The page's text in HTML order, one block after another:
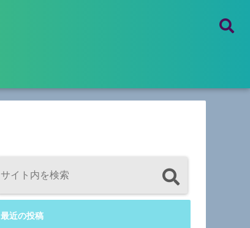
最近の投稿